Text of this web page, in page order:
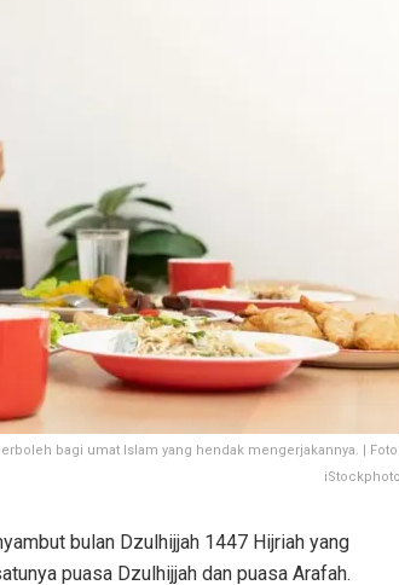
bagi umat Islam yang hendak mengerjakannya. | Foto:
iStockphoto
bulan Dzulhijjah 1447 Hijriah yang
puasa Dzulhijjah dan puasa Arafah.